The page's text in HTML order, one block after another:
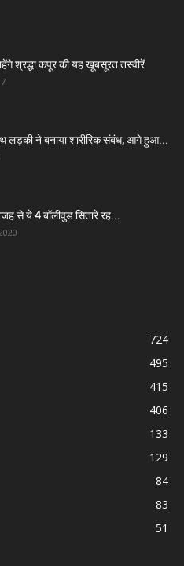
श्रद्धा कपूर की यह खूबसूरत तस्वीरें
लड़की ने बनाया शारीरिक संबंध, आगे हुआ...
से ये 4 बॉलीवुड सितारे रह...
724
495
415
406
133
129
84
83
51